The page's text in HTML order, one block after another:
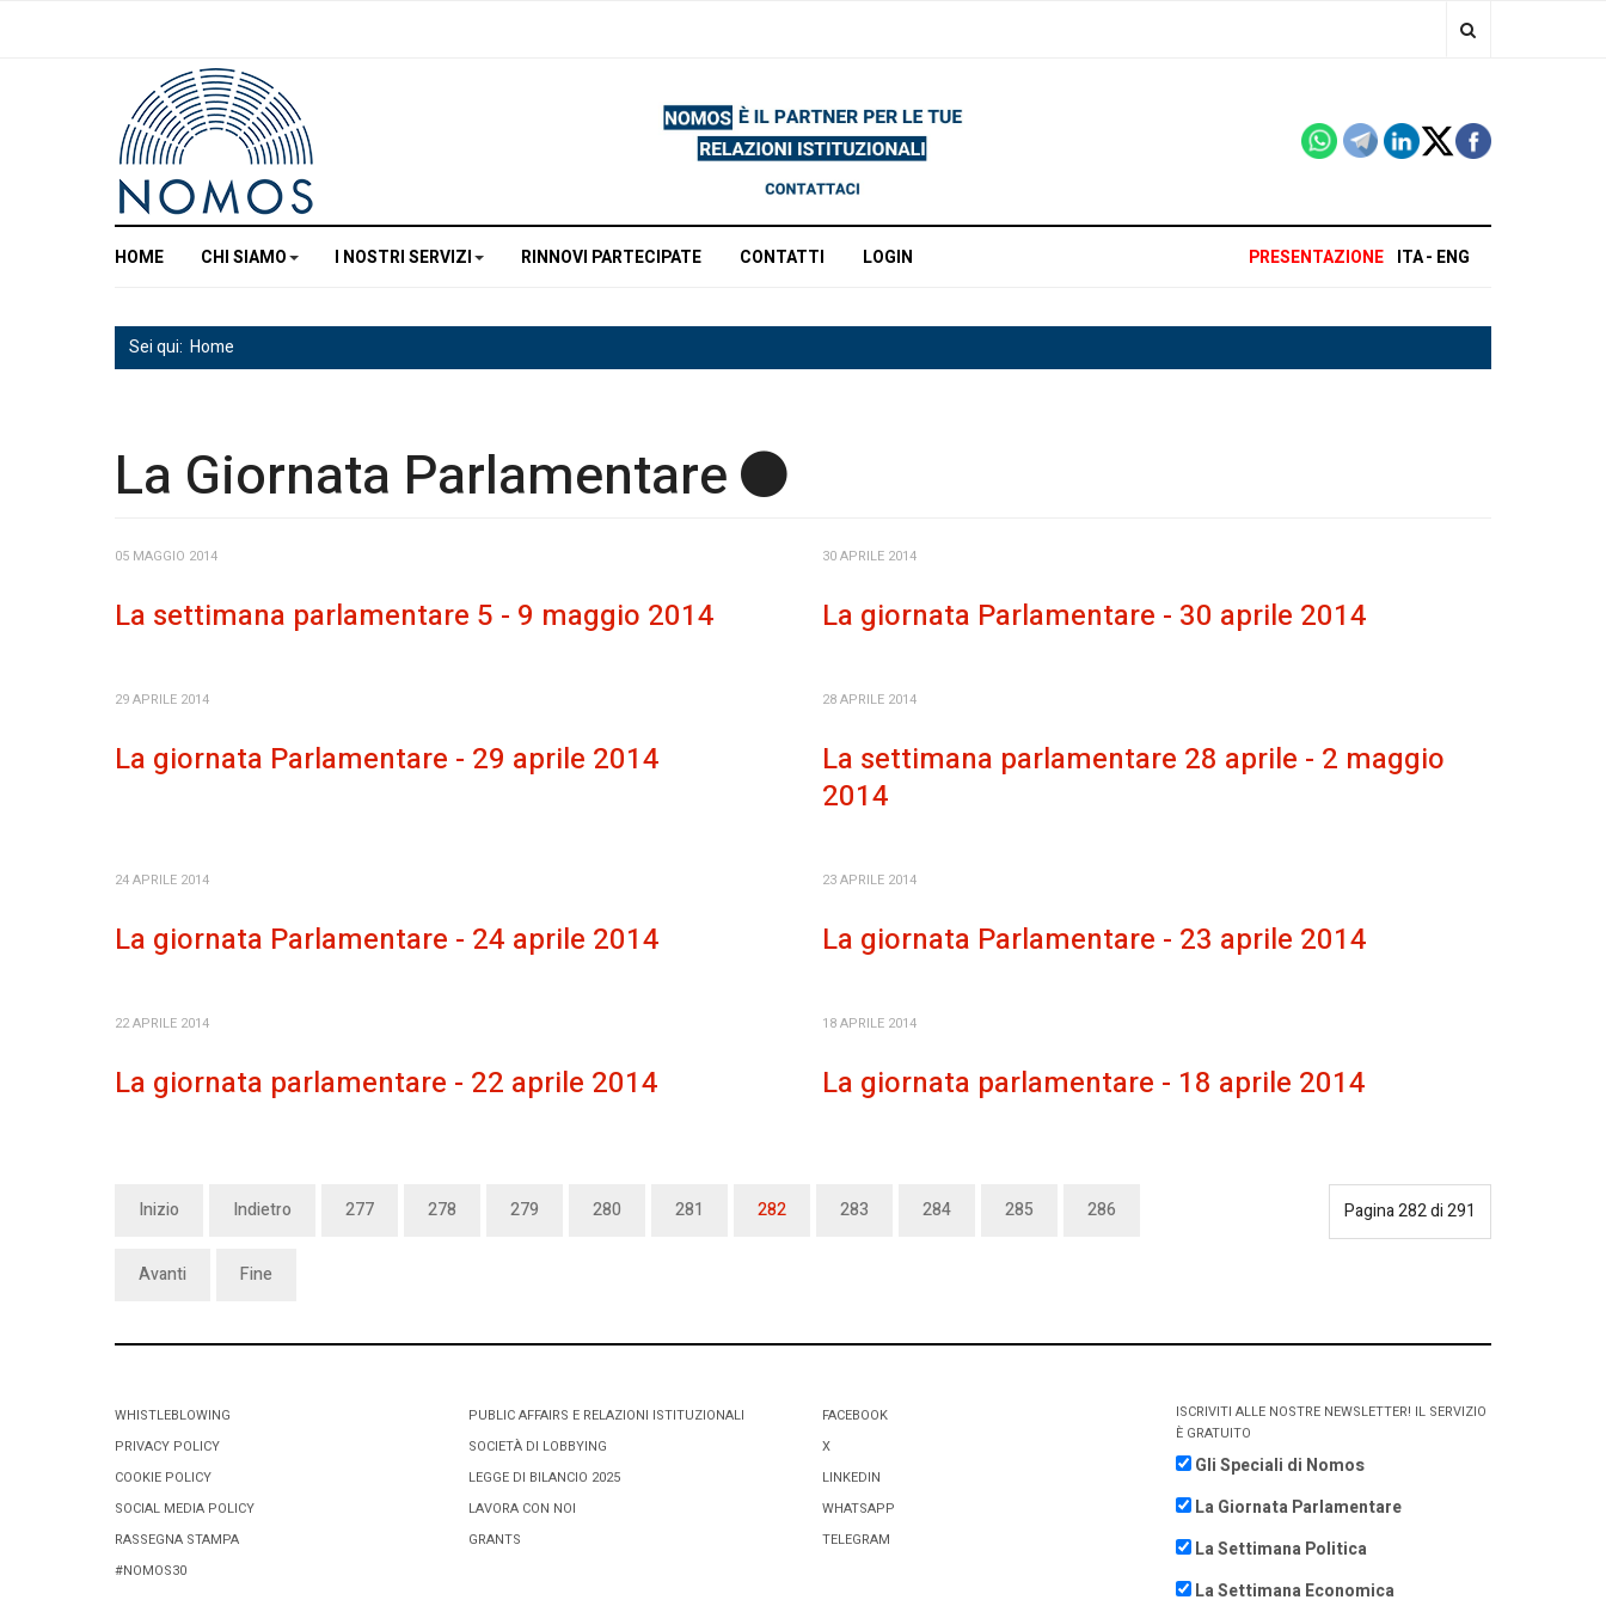
HOME CHI SIAMO I NOSTRI SERVIZI RINNOVI PARTECIPATE CONTATTI LOGIN PRESENTAZIONE ITA ENG
Sei qui: Home
La Giornata Parlamentare
05 MAGGIO 2014
La settimana parlamentare 5 - 9 maggio 2014
30 APRILE 2014
La giornata Parlamentare - 30 aprile 2014
29 APRILE 2014
La giornata Parlamentare - 29 aprile 2014
28 APRILE 2014
La settimana parlamentare 28 aprile - 2 maggio
2014
24 APRILE 2014
La giornata Parlamentare - 24 aprile 2014
23 APRILE 2014
La giornata Parlamentare - 23 aprile 2014
22 APRILE 2014
La giornata parlamentare - 22 aprile 2014
18 APRILE 2014
La giornata parlamentare - 18 aprile 2014
Pagina 282 di 291
Inizio Indietro 277 278 279 280 281 282 283 284 285 286
Avanti Fine
WHISTLEBLOWING
PRIVACY POLICY
COOKIE POLICY
SOCIAL MEDIA POLICY
RASSEGNA STAMPA
#NOMOS30
PUBLIC AFFAIRS E RELAZIONI ISTITUZIONALI
SOCIETÀ DI LOBBYING
LEGGE DI BILANCIO 2025
LAVORA CON NOI
GRANTS
FACEBOOK
X
LINKEDIN
WHATSAPP
TELEGRAM
ISCRIVITI ALLE NOSTRE NEWSLETTER! IL SERVIZIO
È GRATUITO
Gli Speciali di Nomos
La Giornata Parlamentare
La Settimana Politica
La Settimana Economica